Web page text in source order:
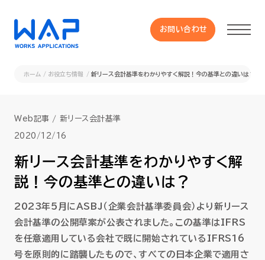
お問い合わせ
HUE 機能一覧
サービス
OXYGラインナップ
事例
ホーム お役立ち情報 新リース会計基準をわかりやすく解説！今の基準との違いは？
Web記事 新リース会計基準
2020/12/16
新リース会計基準をわかりやすく解
説！今の基準との違いは？
2023年5月にASBJ（企業会計基準委員会）より新リース
会計基準の公開草案が公表されました。この基準はIFRS
を任意適用している会社で既に開始されているIFRS16
号を原則的に踏襲したもので、すべての日本企業で適用さ
お問い合わせ